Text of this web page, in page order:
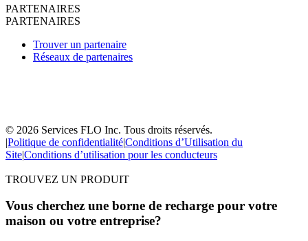
PARTENAIRES
PARTENAIRES
Trouver un partenaire
Réseaux de partenaires
© 2026 Services FLO Inc. Tous droits réservés.
|Politique de confidentialité|Conditions d’Utilisation du
Site|Conditions d’utilisation pour les conducteurs
TROUVEZ UN PRODUIT
Vous cherchez une borne de recharge pour votre
maison ou votre entreprise?